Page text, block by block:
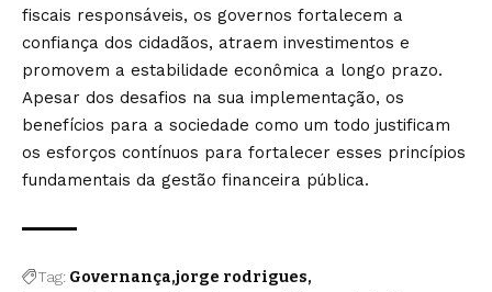
fiscais responsáveis, os governos fortalecem a
confiança dos cidadãos, atraem investimentos e
promovem a estabilidade econômica a longo prazo.
Apesar dos desafios na sua implementação, os
benefícios para a sociedade como um todo justificam
os esforços contínuos para fortalecer esses princípios
fundamentais da gestão financeira pública.
Tag: Governança jorge rodrigues